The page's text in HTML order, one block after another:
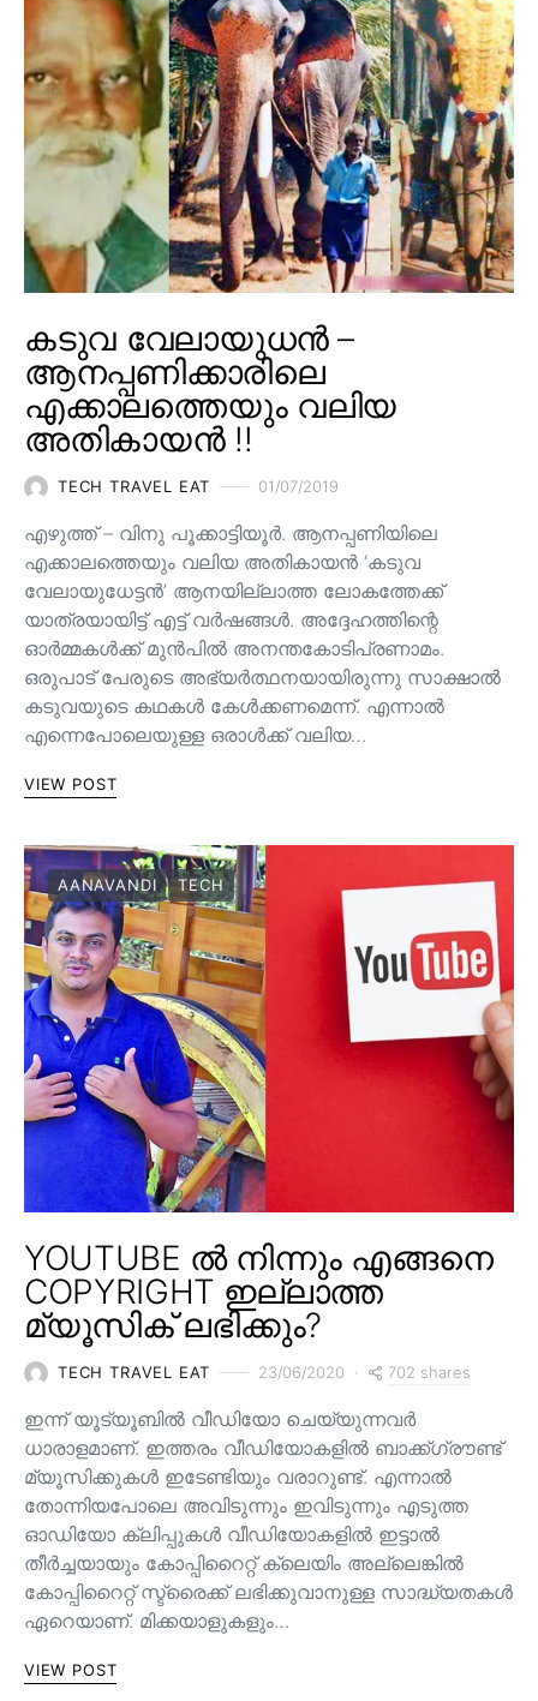
കടുവ വേലായുധൻ –
ആനപ്പണിക്കാരിലെ
എക്കാലത്തെയും വലിയ
അതികായൻ !!
TECH TRAVEL EAT 01/07/2019
എഴുത്ത് – വിനു പൂക്കാട്ടിയൂർ. ആനപ്പണിയിലെ
എക്കാലത്തെയും വലിയ അതികായൻ ‘കടുവ
വേലായുധേട്ടൻ’ ആനയില്ലാത്ത ലോകത്തേക്ക്
യാത്രയായിട്ട് എട്ട് വർഷങ്ങൾ. അദ്ദേഹത്തിന്റെ
ഓർമ്മകൾക്ക് മുൻപിൽ അനന്തകോടിപ്രണാമം.
ഒരുപാട് പേരുടെ അഭ്യർത്ഥനയായിരുന്നു സാക്ഷാൽ
കടുവയുടെ കഥകൾ കേൾക്കണമെന്ന്. എന്നാൽ
എന്നെപോലെയുള്ള ഒരാൾക്ക് വലിയ…
VIEW POST
AANAVANDI TECH
YOUTUBE ൽ നിന്നും എങ്ങനെ
COPYRIGHT ഇല്ലാത്ത
മ്യൂസിക് ലഭിക്കും?
TECH TRAVEL EAT 23/06/2020 702 shares
ഇന്ന് യൂട്യൂബിൽ വീഡിയോ ചെയ്യുന്നവർ
ധാരാളമാണ്. ഇത്തരം വീഡിയോകളിൽ ബാക്ക്ഗ്രൗണ്ട്
മ്യൂസിക്കുകൾ ഇടേണ്ടിയും വരാറുണ്ട്. എന്നാൽ
തോന്നിയപോലെ അവിടുന്നും ഇവിടുന്നും എടുത്ത
ഓഡിയോ ക്ലിപ്പുകൾ വീഡിയോകളിൽ ഇട്ടാൽ
തീർച്ചയായും കോപ്പിറൈറ്റ് ക്ലെയിം അല്ലെങ്കിൽ
കോപ്പിറൈറ്റ് സ്ട്രൈക്ക് ലഭിക്കുവാനുള്ള സാദ്ധ്യതകൾ
ഏറെയാണ്. മിക്കയാളുകളും…
VIEW POST